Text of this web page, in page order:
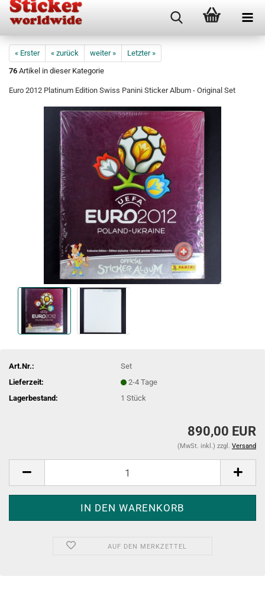
« Erster « zurück weiter »
Letzter »
76 Artikel in dieser Kategorie
Euro 2012 Platinum Edition Swiss Panini Sticker Album - Original Set
Art.Nr.:
Set
Lieferzeit:
2-4 Tage
Lagerbestand:
1Stück
890,00 EUR
(MwSt. inkl.) zzgl. Versand
AUF DEN MERKZETTEL